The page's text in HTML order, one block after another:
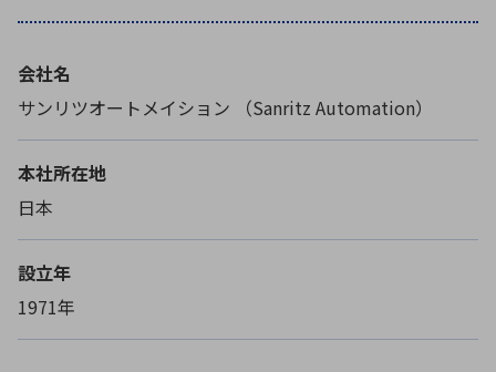
会社名
サンリツオートメイション （Sanritz Automation）
本社所在地
日本
設立年
1971年